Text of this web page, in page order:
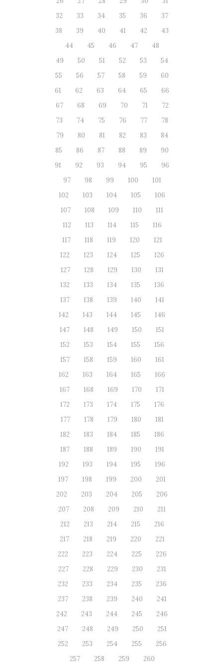
32
33 34 35 36
37
38
39 40 41 42
43
44
45 46 47
48
49
50 51 52 53
54
55
56 57 58 59
60
61
62 63 64 65
66
67
68 69 70 71
72
73
74 75 76 77
78
79
80 81 82 83
84
85
86 87 88 89
90
91
92 93 94 95
96
97
98 99 100
101
102
103 104 105
106
107
108 109 110
111
112
113 114 115
116
117
118 119 120
121
122
123 124 125
126
127
128 129 130
131
132
133 134 135
136
137
138 139 140
141
142
143 144 145
146
147
148 149 150
151
152
153 154 155
156
157
158 159 160
161
162
163 164 165
166
167
168 169 170
171
172
173 174 175
176
177
178 179 180
181
182
183 184 185
186
187
188 189 190
191
192
193 194 195
196
197
198 199 200
201
202
203 204 205
206
207
208 209 210
211
212
213 214 215
216
217
218 219 220
221
222
223 224 225
226
227
228 229 230
231
232
233 234 235
236
237
238 239 240
241
242
243 244 245
246
247
248 249 250
251
252
253 254 255
256
257
258 259 260